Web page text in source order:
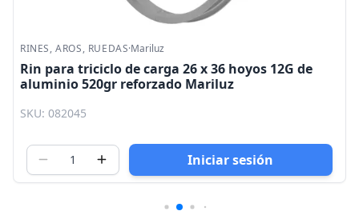
RINES, AROS, RUEDAS·Mariluz
Rin para triciclo de carga 26 x 36 hoyos 12G de
aluminio 520gr reforzado Mariluz
SKU: 082045
Iniciar sesión